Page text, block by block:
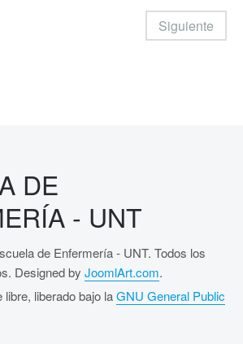
Siguiente
DE
- UNT
de Enfermería - UNT. Todos los
Designed by JoomlArt.com.
libre, liberado bajo laGNU General Public